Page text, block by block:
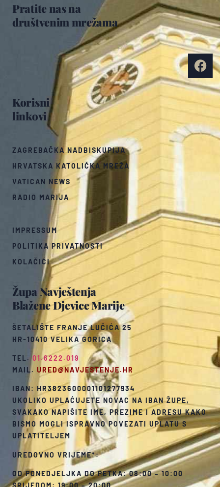
Župa Navještenja
Blažene Djevice Marije
ŠETALIŠTE FRANJE LUČIĆA 25
HR-10410 VELIKA GORICA
TEL.01.6222.019
MAIL. URED@NAVJESTENJE.HR
IBAN: HR3823600001101277934
UKOLIKO UPLAĆUJETE NOVAC NA IBAN ŽUPE,
SVAKAKO NAPIŠITE IME, PREZIME I ADRESU KAKO
BISMO MOGLI ISPRAVNO POVEZATI UPLATU S
UPLATITELJEM
UREDOVNO VRIJEME*:
OD PONEDJELJKA DO PETKA: 08:00 – 10:00
Korisni
linkovi
ZAGREBAČKA NADBISKUPIJA
HRVATSKA KATOLIČKA MREŽA
VATICAN NEWS
RADIO MARIJA
IMPRESSUM
POLITIKA PRIVATNOSTI
KOLAČIĆI
Pratite nas na
društvenim mrežama